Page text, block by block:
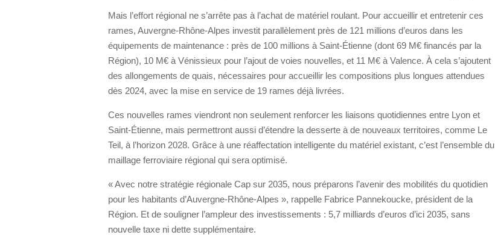
Mais l’effort régional ne s’arrête pas à l’achat de matériel roulant. Pour accueillir et entretenir ces
rames, Auvergne-Rhône-Alpes investit parallèlement près de 121 millions d’euros dans les
équipements de maintenance : près de 100 millions à Saint-Étienne (dont 69 M€ financés par la
Région), 10 M€ à Vénissieux pour l’ajout de voies nouvelles, et 11 M€ à Valence. À cela s’ajoutent
des allongements de quais, nécessaires pour accueillir les compositions plus longues attendues
dès 2024, avec la mise en service de 19 rames déjà livrées.
Ces nouvelles rames viendront non seulement renforcer les liaisons quotidiennes entre Lyon et
Saint-Étienne, mais permettront aussi d’étendre la desserte à de nouveaux territoires, comme Le
Teil, à l’horizon 2028. Grâce à une réaffectation intelligente du matériel existant, c’est l’ensemble du
maillage ferroviaire régional qui sera optimisé.
« Avec notre stratégie régionale Cap sur 2035, nous préparons l’avenir des mobilités du quotidien
pour les habitants d’Auvergne-Rhône-Alpes », rappelle Fabrice Pannekoucke, président de la
Région. Et de souligner l’ampleur des investissements : 5,7 milliards d’euros d’ici 2035, sans
nouvelle taxe ni dette supplémentaire.